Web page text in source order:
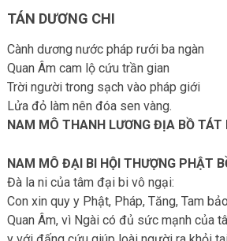
TÁN DƯƠNG CHI
Cành dương nước pháp rưới ba ngàn
Quan Âm cam lộ cứu trần gian
Trời người trong sạch vào pháp giới
Lửa đỏ làm nên đóa sen vàng.
NAM MÔ THANH LƯƠNG ĐỊA BỒ TÁT
NAM MÔ ĐẠI BI HỘI THƯỢNG PHẬT
Đà la ni của tâm đại bi vô ngại:
Con xin quy y Phật, Pháp, Tăng, Tam
Quan Âm, vì Ngài có đủ sức mạnh của